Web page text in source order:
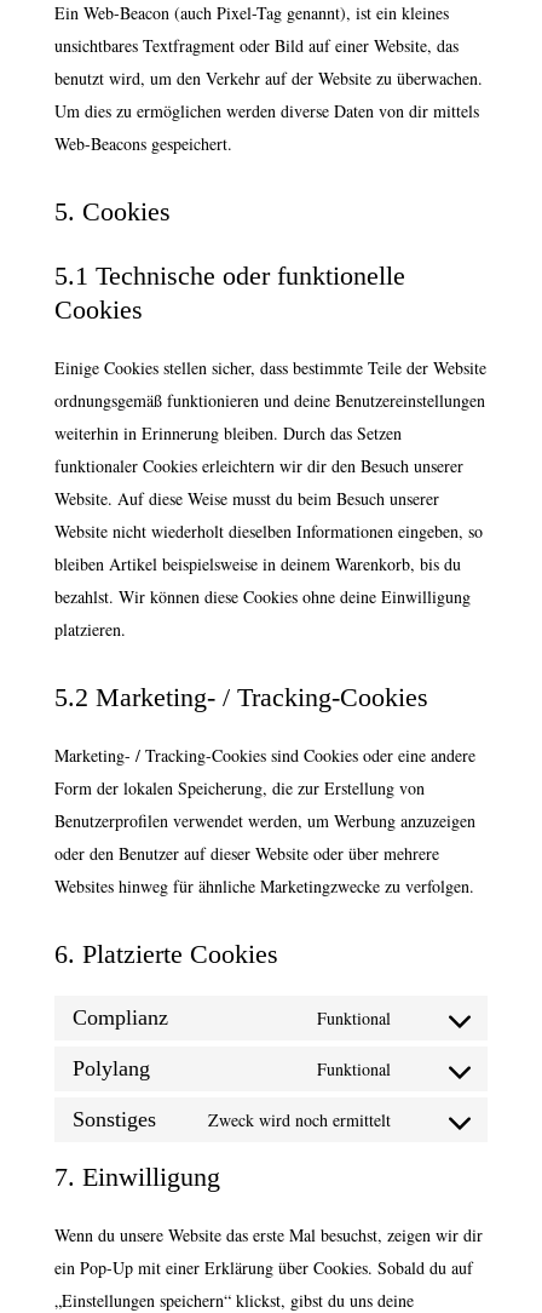
Ein Web-Beacon (auch Pixel-Tag genannt), ist ein kleines
unsichtbares Textfragment oder Bild auf einer Website, das
benutzt wird, um den Verkehr auf der Website zu überwachen.
Um dies zu ermöglichen werden diverse Daten von dir mittels
Web-Beacons gespeichert.
5. Cookies
5.1 Technische oder funktionelle
Cookies
Einige Cookies stellen sicher, dass bestimmte Teile der Website
ordnungsgemäß funktionieren und deine Benutzereinstellungen
weiterhin in Erinnerung bleiben. Durch das Setzen
funktionaler Cookies erleichtern wir dir den Besuch unserer
Website. Auf diese Weise musst du beim Besuch unserer
Website nicht wiederholt dieselben Informationen eingeben, so
bleiben Artikel beispielsweise in deinem Warenkorb, bis du
bezahlst. Wir können diese Cookies ohne deine Einwilligung
platzieren.
5.2 Marketing- / Tracking-Cookies
Marketing- / Tracking-Cookies sind Cookies oder eine andere
Form der lokalen Speicherung, die zur Erstellung von
Benutzerprofilen verwendet werden, um Werbung anzuzeigen
oder den Benutzer auf dieser Website oder über mehrere
Websites hinweg für ähnliche Marketingzwecke zu verfolgen.
6. Platzierte Cookies
Complianz Funktional
Consent
complianz
Polylang Funktional
Consent
Sonstiges Zweck wird noch ermittelt
Consent
sonstiges
7. Einwilligung
Wenn du unsere Website das erste Mal besuchst, zeigen wir dir
ein Pop-Up mit einer Erklärung über Cookies. Sobald du auf
„Einstellungen speichern“ klickst, gibst du uns deine